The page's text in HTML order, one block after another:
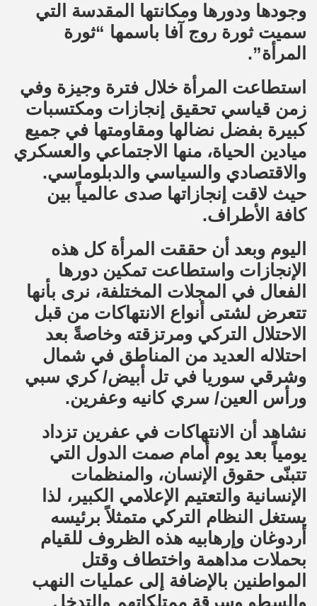
وجودها ودورها ومكانتها المقدسة التي
سميت ثورة روج آفا باسمها “ثورة
المرأة”.
استطاعت المرأة خلال فترة وجيزة وفي
زمن قياسي تحقيق إنجازات ومكتسبات
كبيرة بفضل نضالها ومقاومتها في جميع
ميادين الحياة، منها الاجتماعي والعسكري
والاقتصادي والسياسي والدبلوماسي.
حيث لاقت إنجازاتها صدى عالمياً بين
كافة الأطراف.
اليوم وبعد أن حققت المرأة كل هذه
الإنجازات واستطاعت تمكين دورها
الفعال في المجلات المختلفة، نرى بأنها
تتعرض لشتى أنواع الانتهاكات من قبل
الاحتلال التركي ومرتزقته وخاصةً بعد
احتلاله العديد من المناطق في شمال
وشرقي سوريا في تل أبيض/ كري سبي
ورأس العين/ سري كانيه وعفرين.
نشاهد أن الانتهاكات في عفرين تزداد
يومياً بعد يوم أمام صمت الدول التي
تتبنّى حقوق الإنسان، والمنظمات
الإنسانية والتعتيم الإعلامي الكبير، لذا
يستغل النظام التركي متمثلاً برئيسه
أردوغان وإرهابيه هذه الظروف للقيام
بحملات مداهمة واختطاف وقتل
المواطنين بالإضافة إلى عمليات النهب
والسطو وسرقة ممتلكاتهم والتدخل